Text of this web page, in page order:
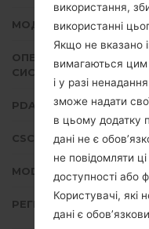
МОДЕЛЬ
ОПЕРАЦІЙНА
СИСТЕМА
PDA/AP ВЕРСІЯ
CSC ВЕРСІЯ
MODEM/CP ВЕРСІЯ
РЕГІОН
використання,
використанні
Якщо не вказано
вимагаються цим
і у разі
зможе надати
в цьому додатку
дані не є
не повідомляти ці
доступності або
Користувачі, які
дані є